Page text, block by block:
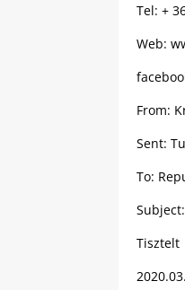
Tel: +
Web:
From:
Sent:
To:
Tisztelt